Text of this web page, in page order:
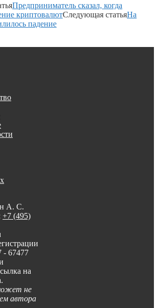
Предприниматель сказал, когда
криптовалютСледующая статьяНа
падение
А. С.
+7 (495)
67477
на
не
автора